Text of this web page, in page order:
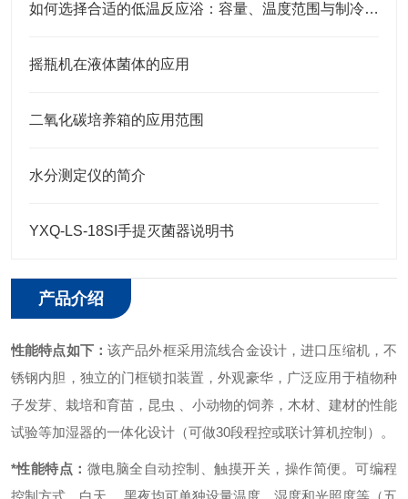
如何选择合适的低温反应浴：容量、温度范围与制冷方式
摇瓶机在液体菌体的应用
二氧化碳培养箱的应用范围
水分测定仪的简介
YXQ-LS-18SI手提灭菌器说明书
产品介绍
性能特点如下：该产品外框采用流线合金设计，进口压缩机，不
锈钢内胆，独立的门框锁扣装置，外观豪华，广泛应用于植物种
子发芽、栽培和育苗，昆虫 、小动物的饲养，木材、建材的性能
试验等加湿器的一体化设计（可做30段程控或联计算机控制）。
*性能特点： 微电脑全自动控制、触摸开关，操作简便。可编程
控制方式，白天、 黑夜均可单独设量温度、湿度和光照度等（五